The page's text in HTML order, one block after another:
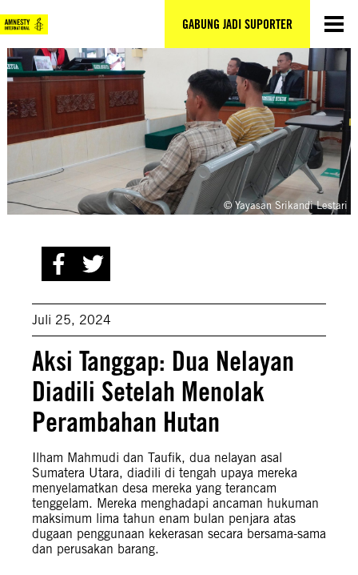
GABUNG JADI SUPORTER
ke
konten
© Yayasan Srikandi Lestari
Juli 25, 2024
Aksi Tanggap: Dua Nelayan
Diadili Setelah Menolak
Perambahan Hutan
Ilham Mahmudi dan Taufik, dua nelayan asal
Sumatera Utara, diadili di tengah upaya mereka
menyelamatkan desa mereka yang terancam
tenggelam. Mereka menghadapi ancaman hukuman
maksimum lima tahun enam bulan penjara atas
dugaan penggunaan kekerasan secara bersama-sama
dan perusakan barang.